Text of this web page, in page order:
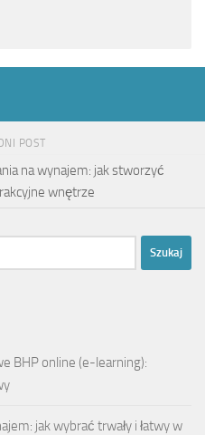
POST
na wynajem: jak stworzyć
wnętrze
BHP online (e-learning):
jak wybrać trwały i łatwy w